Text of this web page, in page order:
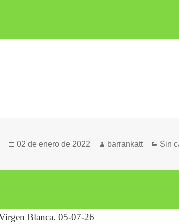
Publicado
02 de enero de 2022 Autor
barrankatt Sin